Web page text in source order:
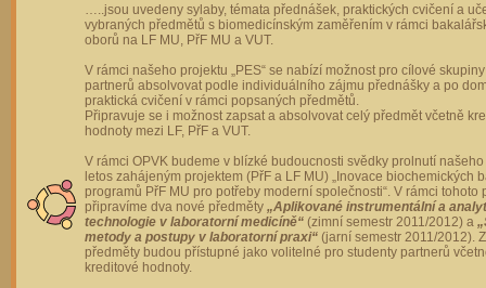
…..jsou uvedeny sylaby, témata přednášek, praktických cvičení a
vybraných předmětů s biomedicínským zaměřením v rámci
oborů na LF MU, PřF MU a VUT.
V rámci našeho projektu „PES“ se nabízí možnost pro cílové
partnerů absolvovat podle individuálního zájmu přednášky a po
praktická cvičení v rámci popsaných předmětů.
Připravuje se i možnost zapsat a absolvovat celý předmět včetně
hodnoty mezi LF, PřF a VUT.
V rámci OPVK budeme v blízké budoucnosti svědky prolnutí
letos zahájeným projektem (PřF a LF MU) „Inovace biochemických
programů PřF MU pro potřeby moderní společnosti“. V rámci tohoto
připravíme dva nové předměty „Aplikované instrumentální a
technologie v laboratorní medicíně“ (zimní semestr 2011/2012) a
metody a postupy v laboratorní praxi“ (jarní semestr 2011/2012).
předměty budou přístupné jako volitelné pro studenty partnerů
kreditové hodnoty.